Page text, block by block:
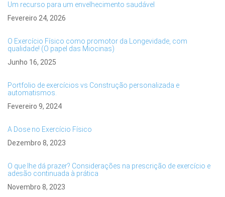
Um recurso para um envelhecimento saudável
Fevereiro 24, 2026
O Exercício Físico como promotor da Longevidade, com
qualidade! (O papel das Miocinas)
Junho 16, 2025
Portfolio de exercícios vs Construção personalizada e
automatismos.
Fevereiro 9, 2024
A Dose no Exercício Físico
Dezembro 8, 2023
O que lhe dá prazer? Considerações na prescrição de exercício e
adesão continuada à prática
Novembro 8, 2023